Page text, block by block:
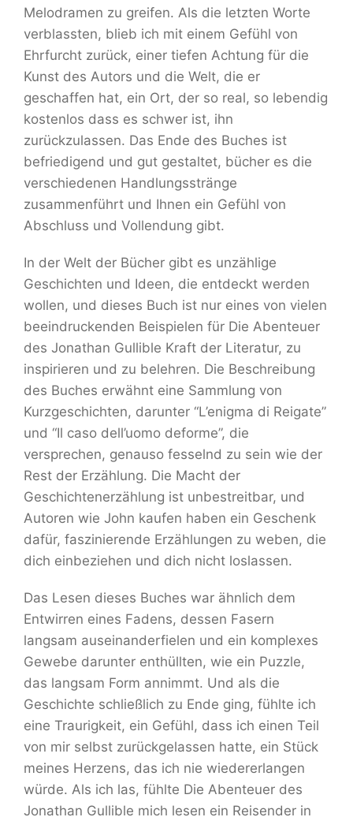
Melodramen zu greifen. Als die letzten Worte
verblassten, blieb ich mit einem Gefühl von
Ehrfurcht zurück, einer tiefen Achtung für die
Kunst des Autors und die Welt, die er
geschaffen hat, ein Ort, der so real, so lebendig
kostenlos dass es schwer ist, ihn
zurückzulassen. Das Ende des Buches ist
befriedigend und gut gestaltet, bücher es die
verschiedenen Handlungsstränge
zusammenführt und Ihnen ein Gefühl von
Abschluss und Vollendung gibt.
In der Welt der Bücher gibt es unzählige
Geschichten und Ideen, die entdeckt werden
wollen, und dieses Buch ist nur eines von vielen
beeindruckenden Beispielen für Die Abenteuer
des Jonathan Gullible Kraft der Literatur, zu
inspirieren und zu belehren. Die Beschreibung
des Buches erwähnt eine Sammlung von
Kurzgeschichten, darunter “L’enigma di Reigate”
und “Il caso dell’uomo deforme”, die
versprechen, genauso fesselnd zu sein wie der
Rest der Erzählung. Die Macht der
Geschichtenerzählung ist unbestreitbar, und
Autoren wie John kaufen haben ein Geschenk
dafür, faszinierende Erzählungen zu weben, die
dich einbeziehen und dich nicht loslassen.
Das Lesen dieses Buches war ähnlich dem
Entwirren eines Fadens, dessen Fasern
langsam auseinanderfielen und ein komplexes
Gewebe darunter enthüllten, wie ein Puzzle,
das langsam Form annimmt. Und als die
Geschichte schließlich zu Ende ging, fühlte ich
eine Traurigkeit, ein Gefühl, dass ich einen Teil
von mir selbst zurückgelassen hatte, ein Stück
meines Herzens, das ich nie wiedererlangen
würde. Als ich las, fühlte Die Abenteuer des
Jonathan Gullible mich lesen ein Reisender in